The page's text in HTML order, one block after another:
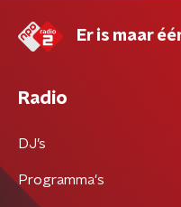
Er is maar
Radio
DJ’s
Programma's